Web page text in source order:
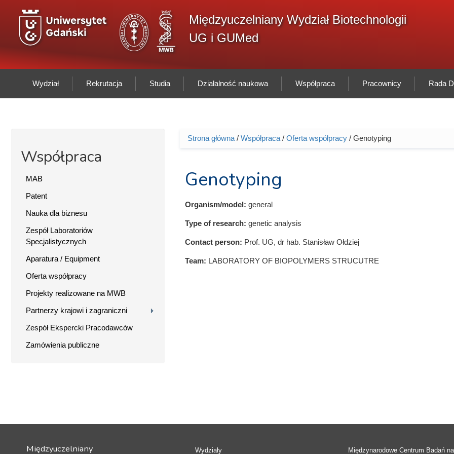
Międzyuczelniany Wydział Biotechnologii
UG i GUMed
Wydział Rekrutacja Studia Działalność naukowa Współpraca Pracownicy Rada
Współpraca
MAB
Patent
Nauka dla biznesu
Zespół Laboratoriów
Specjalistycznych
Aparatura / Equipment
Oferta współpracy
Projekty realizowane na MWB
Partnerzy krajowi i zagraniczni
Zespół Ekspercki Pracodawców
Zamówienia publiczne
Jesteś tutaj
Strona główna/ Współpraca/ Oferta współpracy/ Genotyping
Genotyping
Organism/model: general
Type of research: genetic analysis
Contact person: Prof. UG, dr hab. Stanisław Ołdziej
Team: LABORATORY OF BIOPOLYMERS STRUCUTRE
Międzyuczelniany Wydziały Międzynarodowe Centrum Badań